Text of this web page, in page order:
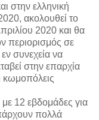
στην ελληνική
ακολουθεί το
2020 και θα
περιορισμός σε
συνεχεία να
στην επαρχία
κωμοπόλεις
με 12 εβδομάδες για
πολλά